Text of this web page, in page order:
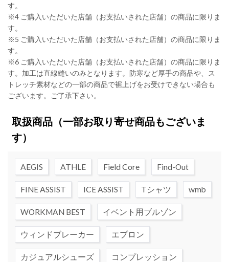
す。
※4 ご購入いただいた店舗（お支払いされた店舗）の商品に限りま
す。
※5 ご購入いただいた店舗（お支払いされた店舗）の商品に限りま
す。
※6 ご購入いただいた店舗（お支払いされた店舗）の商品に限りま
す。加工は直線縫いのみとなります。防寒など厚手の商品や、ス
トレッチ素材などの一部の商品で裾上げをお受けできない場合も
ございます。ご了承下さい。
取扱商品（一部お取り寄せ商品もございま
す）
AEGIS ATHLE Field Core Find-Out
FINE ASSIST ICE ASSIST Tシャツ wmb
WORKMAN BEST イベント用ブルゾン
ウィンドブレーカー エプロン
カジュアルシューズ コンプレッション